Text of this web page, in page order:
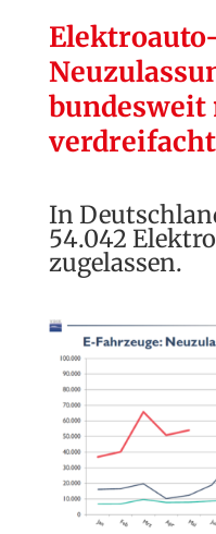
bundesweit
verdreifacht
In
54.042
zugelassen.